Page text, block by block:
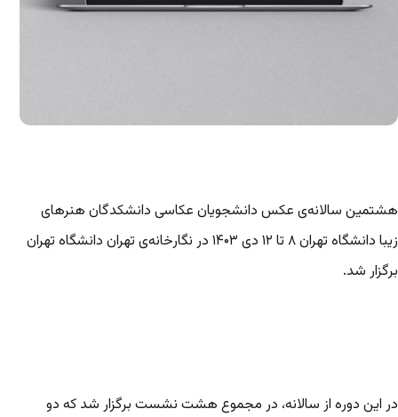
هشتمین سالانه‌ی عکس دانشجویان عکاسی دانشکدگان هنرهای
زیبا دانشگاه تهران ۸ تا ۱۲ دی ۱۴۰۳ در نگارخانه‌ی تهران دانشگاه تهران
برگزار شد.
در این دوره از سالانه، در مجموع هشت نشست برگزار شد که دو